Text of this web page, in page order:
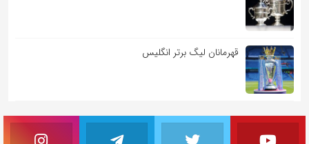
قهرمانان لیگ برتر انگلیس